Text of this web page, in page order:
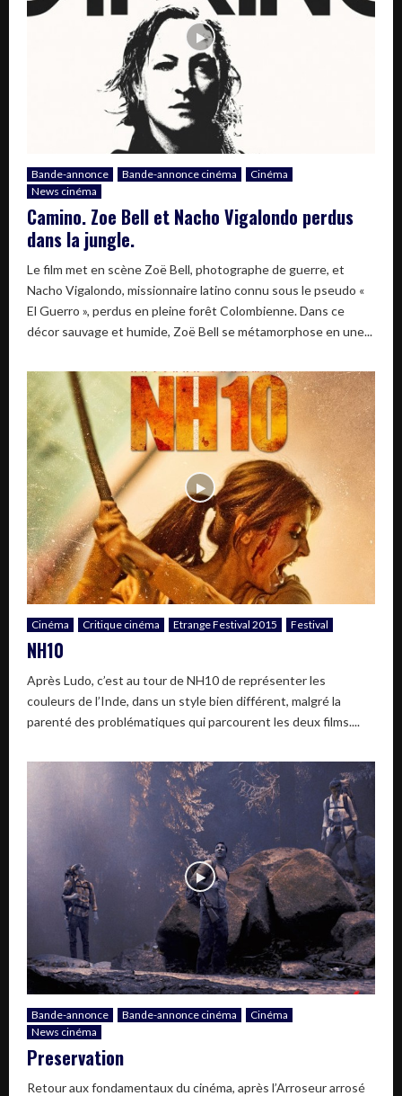
Bande-annonce Bande-annonce cinéma
Cinéma
News cinéma
Camino. Zoe Bell et Nacho Vigalondo perdus
dans la jungle.
Le film met en scène Zoë Bell, photographe de guerre, et
Nacho Vigalondo, missionnaire latino connu sous le pseudo «
El Guerro », perdus en pleine forêt Colombienne. Dans ce
décor sauvage et humide, Zoë Bell se métamorphose en une...
Cinéma Critique cinéma Etrange Festival 2015 Festival
NH10
Après Ludo, c’est au tour de NH10 de représenter les
couleurs de l’Inde, dans un style bien différent, malgré la
parenté des problématiques qui parcourent les deux films....
Bande-annonce Bande-annonce cinéma
Cinéma
News cinéma
Preservation
Retour aux fondamentaux du cinéma, après l’Arroseur arrosé